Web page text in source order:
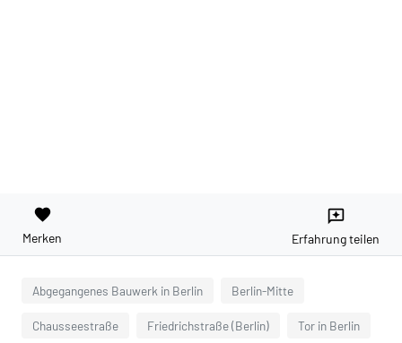
favorite
Merken
reviews
Erfahrung teilen
Abgegangenes Bauwerk in Berlin Berlin-Mitte
Chausseestraße Friedrichstraße (Berlin) Tor in Berlin